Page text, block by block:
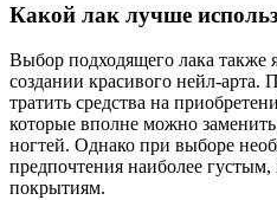
Какой лак лучше
Выбор подходящего лака также
создании красивого нейл-арта.
тратить средства на
которые вполне можно
ногтей. Однако при выборе
предпочтения наиболее
покрытиям.